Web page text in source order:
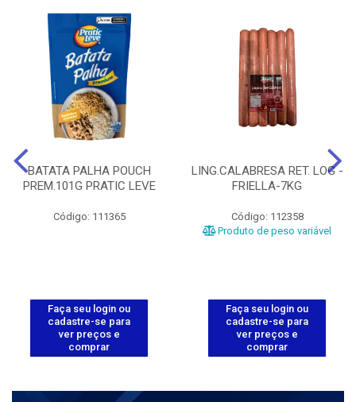
BATATA PALHA POUCH
PREM.101G PRATIC LEVE
Código: 111365
Faça seu login ou
cadastre-se para
ver preços e
comprar
LING.CALABRESA RET. LOG -
FRIELLA-7KG
Código: 112358
Produto de peso variável
Faça seu login ou
cadastre-se para
ver preços e
comprar